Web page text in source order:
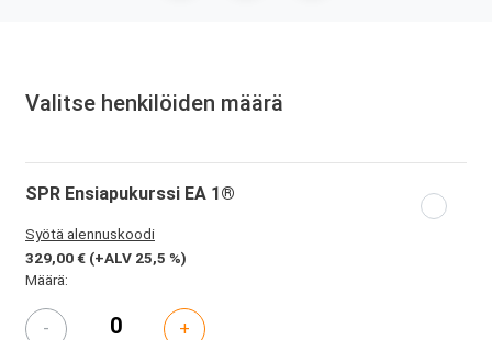
Valitse henkilöiden määrä
SPR Ensiapukurssi EA 1®
Syötä alennuskoodi
329,00 € (+ALV 25,5 %)
Määrä:
- +